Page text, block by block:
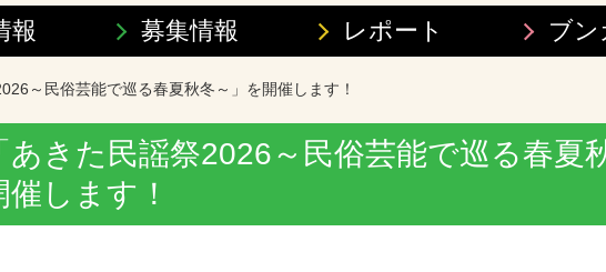
報 募集情報 レポート ブ
～民俗芸能で巡る春夏秋冬～」を開催します！
あきた民謡祭2026～民俗芸能で巡る春夏
催します！